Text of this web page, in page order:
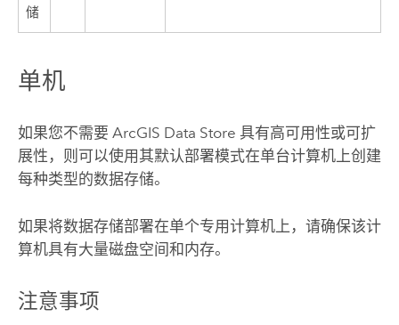
储
单机
如果您不需要 ArcGIS Data Store 具有高可用性或可扩
展性，则可以使用其默认部署模式在单台计算机上创建
每种类型的数据存储。
如果将数据存储部署在单个专用计算机上，请确保该计
算机具有大量磁盘空间和内存。
注意事项